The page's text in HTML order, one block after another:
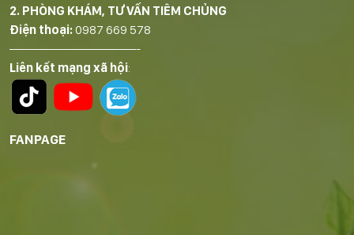
2. PHÒNG KHÁM, TƯ VẤN TIÊM CHỦNG
Điện thoại:0987 669 578
——————————-
Liên kết mạng xã hội:
FANPAGE